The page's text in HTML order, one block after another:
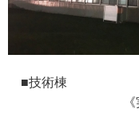
■技術棟
《実